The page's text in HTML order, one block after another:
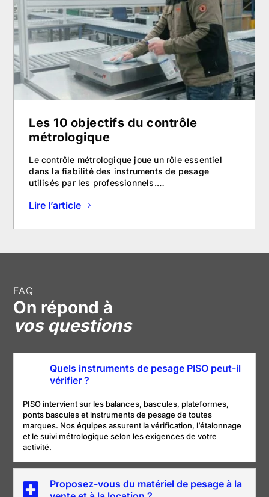
Les 10 objectifs du contrôle
métrologique
Le contrôle métrologique joue un rôle essentiel
dans la fiabilité des instruments de pesage
utilisés par les professionnels.…
Lire l’article
FAQ
On répond à
vos questions
Quels instruments de pesage PISO peut-il
vérifier ?
PISO intervient sur les balances, bascules, plateformes,
ponts bascules et instruments de pesage de toutes
marques. Nos équipes assurent la vérification, l’étalonnage
et le suivi métrologique selon les exigences de votre
activité.
Proposez-vous du matériel de pesage à la